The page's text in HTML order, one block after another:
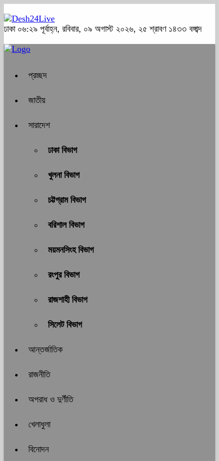
ঢাকা ০৬:২৯ পূর্বাহ্ন, রবিবার, ০৯ অগাস্ট ২০২৬, ২৫ শ্রাবণ ১৪৩৩ বঙ্গাব্দ
প্রচ্ছদ
জাতীয়
সারাদেশ
ঢাকা বিভাগ
খুলনা বিভাগ
চট্টগ্রাম বিভাগ
বরিশাল বিভাগ
ময়মনসিংহ বিভাগ
রংপুর বিভাগ
রাজশাহী বিভাগ
সিলেট বিভাগ
আন্তর্জাতিক
রাজনীতি
অপরাধ ও দুর্ণীতি
খেলাধুলা
বিনোদন